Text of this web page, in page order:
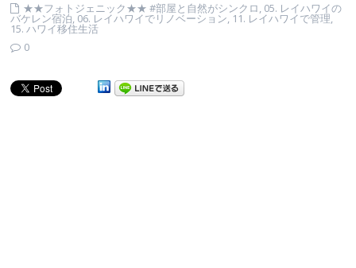
★★フォトジェニック★★ #部屋と自然がシンクロ, 05. レイハワイの
バケレン宿泊, 06. レイハワイでリノベーション, 11. レイハワイで管理,
15. ハワイ移住生活
0